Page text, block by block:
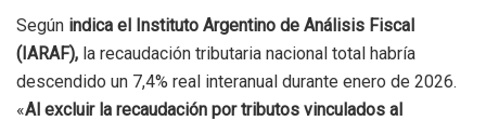
Según indica el Instituto Argentino de Análisis Fiscal
(IARAF), la recaudación tributaria nacional total habría
descendido un 7,4% real interanual durante enero de 2026.
«Al excluir la recaudación por tributos vinculados al